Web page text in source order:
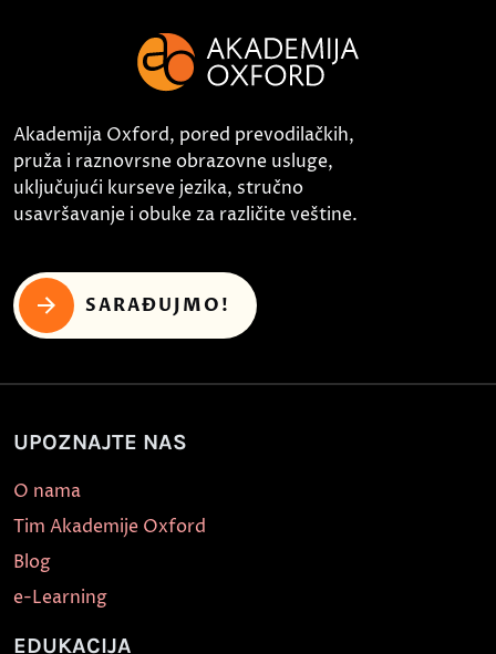
Akademija Oxford, pored prevodilačkih,
pruža i raznovrsne obrazovne usluge,
uključujući kurseve jezika, stručno
usavršavanje i obuke za različite veštine.
SARAĐUJMO!
UPOZNAJTE NAS
O nama
Tim Akademije Oxford
Blog
e-Learning
EDUKACIJA